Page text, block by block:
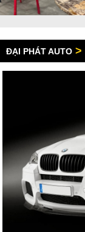
ĐẠI PHÁT AUTO >